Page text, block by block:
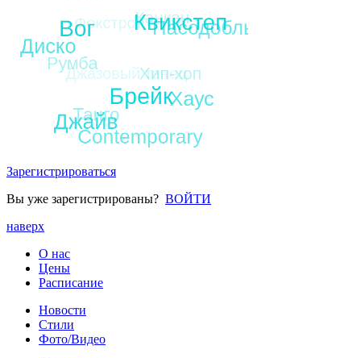
Зарегистрироваться
Вы уже зарегистрированы? ВОЙТИ
наверх
О нас
Цены
Расписание
Новости
Стили
Фото/Видео